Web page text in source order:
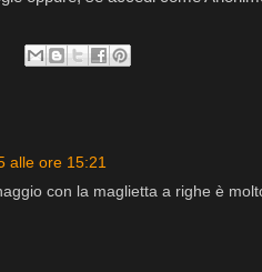
alle ore 15:21
con la maglietta a righe è